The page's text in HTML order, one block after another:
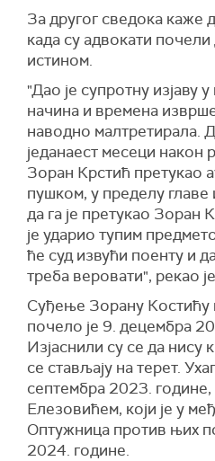
За другог сведока каже
када су адвокати почели
истином.
"Дао је супротну изјаву
начина и времена
наводно малтретирала.
једанаест месеци након
Зоран Крстић претукао
пушком, у пределу
да га је претукао Зоран
је ударио тупим
ће суд извући поенту и
треба веровати", рекао
Суђење Зорану
почело је 9. децембра
Изјаснили су се да нису
се стављају на терет.
септембра 2023. године,
Елезовићем, који је у
Оптужница против њих
2024. године.